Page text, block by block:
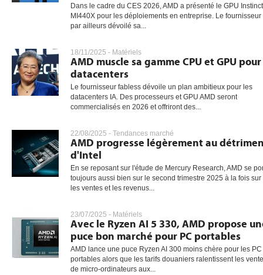
Dans le cadre du CES 2026, AMD a présenté le GPU Instinct
MI440X pour les déploiements en entreprise. Le fournisseur
par ailleurs dévoilé sa...
18/11/2025 - Matériels
AMD muscle sa gamme CPU et GPU pour
datacenters
Le fournisseur fabless dévoile un plan ambitieux pour les
datacenters IA. Des processeurs et GPU AMD seront
commercialisés en 2026 et offriront des...
22/08/2025 - Tendances marché
AMD progresse légèrement au
d'Intel
En se reposant sur l'étude de Mercury Research, AMD se
toujours aussi bien sur le second trimestre 2025 à la fois sur
les ventes et les revenus...
23/07/2025 - Matériels
Avec le Ryzen AI 5 330, AMD propose
puce bon marché pour PC portables
AMD lance une puce Ryzen AI 300 moins chère pour les PC
portables alors que les tarifs douaniers ralentissent les
de micro-ordinateurs aux...